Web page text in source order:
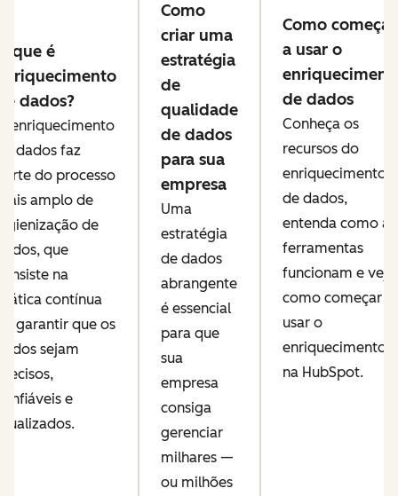
que é
dados?
enriquecimento
dados faz
do processo
amplo de
de
que
na
contínua
garantir que os
sejam
e
Como
criar uma
estratégia
de
qualidade
de dados
para sua
empresa
Uma
estratégia
de dados
abrangente
é essencial
para que
sua
empresa
consiga
gerenciar
milhares —
ou milhões
Como começar
a usar o
de dados
Conheça os
recursos do
enriquecimento
de dados,
entenda como as
ferramentas
funcionam e veja
como começar a
usar o
enriquecimento
na HubSpot.